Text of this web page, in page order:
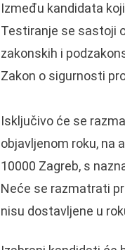
Između kandidata
Testiranje se sastoji
zakonskih i
Zakon o sigurnosti
Isključivo će se
objavljenom roku, na
10000 Zagreb, s
Neće se razmatrati
nisu dostavljene u